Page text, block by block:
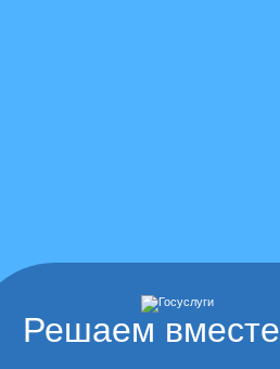
Решаем вместе